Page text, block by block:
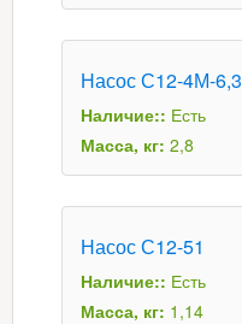
Насос С12-4М-6,3
Наличие:: Есть
Масса, кг: 2,8
Насос С12-51
Наличие:: Есть
Масса, кг: 1,14